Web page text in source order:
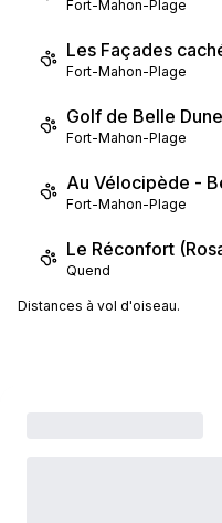
Fort-Mahon-Plage
Les Façades
Fort-Mahon-Plage
Golf de Belle Dune
Fort-Mahon-Plage
Fort-Mahon-Plage
Le Réconfort
Quend
Distances à vol d'oiseau.